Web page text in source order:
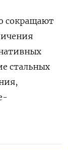
сокращают
стальных